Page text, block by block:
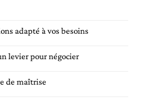
adapté à vos besoins
levier pour négocier
de maîtrise